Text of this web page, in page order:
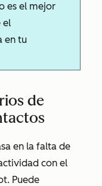
es el mejor
el
en tu
de
en la falta de
con el
Puede